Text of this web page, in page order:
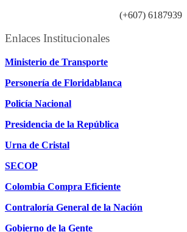
(+607) 6187939
Enlaces Institucionales
Ministerio de Transporte
Personería de Floridablanca
Policía Nacional
Presidencia de la República
Urna de Cristal
SECOP
Colombia Compra Eficiente
Contraloría General de la Nación
Gobierno de la Gente